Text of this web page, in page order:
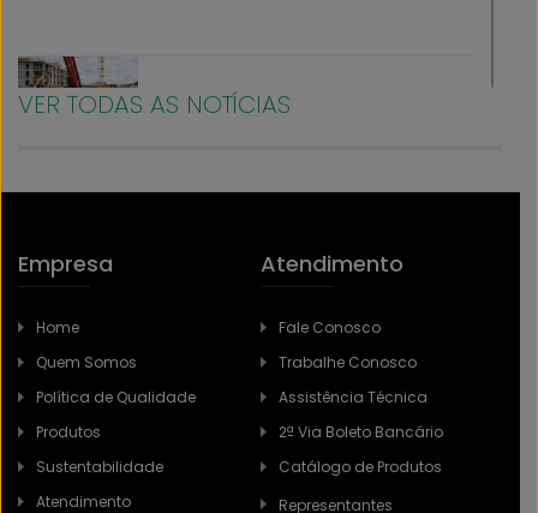
ORGANIZAÇÃO E PRODUTIVIDADE NO
FIM DE ANO É TEMPO DE REFLEXÃO:
PRIORIDADE EM 2026
CARBOGRAFITE JÁ LANÇOU MAIS DE
10 NOVOS MODELOS DE LUVAS EM
VER TODAS AS NOTÍCIAS
Empresa
Home
Quem Somos
Política de Qualidade
Produtos
Sustentabilidade
Atendimento
Atendimento
Fale Conosco
Trabalhe Conosco
Assistência Técnica
2ª Via Boleto Bancário
Catálogo de Produtos
Representantes